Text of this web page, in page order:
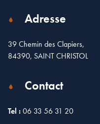
Adresse
39 Chemin des Clapiers,
84390, SAINT CHRISTOL
Contact
Tel :06 33 56 31 20